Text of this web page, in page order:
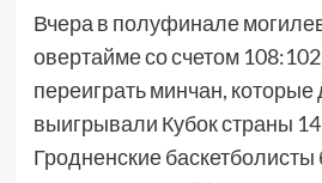
Вчера в полуфинале
овертайме со счетом
переиграть минчан, которые
выигрывали Кубок страны
Гродненские